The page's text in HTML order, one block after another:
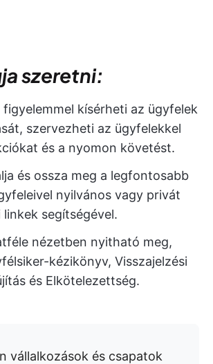
szeretni:
figyelemmel kísérheti az ügyfelek
szervezheti az ügyfelekkel
és a nyomon követést.
és ossza meg a legfontosabb
nyilvános vagy privát
segítségével.
nézetben nyitható meg,
kézikönyv, Visszajelzési
és Elkötelezettség.
vállalkozások és csapatok